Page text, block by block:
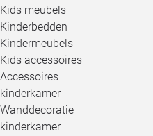
Kids meubels
Kinderbedden
Kindermeubels
Kids accessoires
Accessoires
kinderkamer
Wanddecoratie
kinderkamer